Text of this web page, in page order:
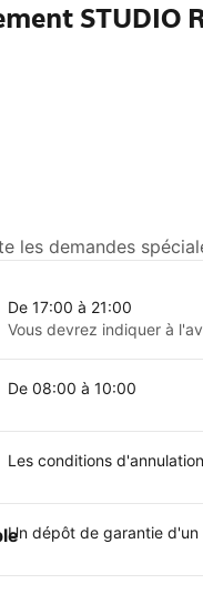
STUDIO
les demandes
De 17:00 à 21:00
Vous devrez indiquer à
De 08:00 à 10:00
Les conditions
Un dépôt de garantie